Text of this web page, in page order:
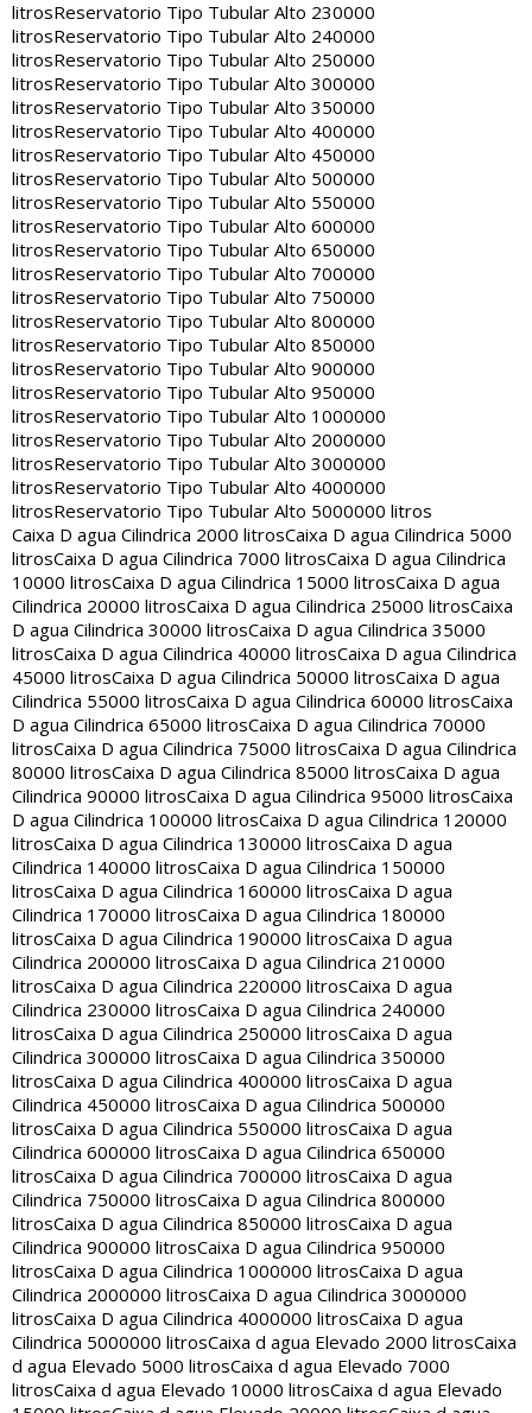
litrosReservatorio Tipo Tubular Alto 230000
litrosReservatorio Tipo Tubular Alto 240000
litrosReservatorio Tipo Tubular Alto 250000
litrosReservatorio Tipo Tubular Alto 300000
litrosReservatorio Tipo Tubular Alto 350000
litrosReservatorio Tipo Tubular Alto 400000
litrosReservatorio Tipo Tubular Alto 450000
litrosReservatorio Tipo Tubular Alto 500000
litrosReservatorio Tipo Tubular Alto 550000
litrosReservatorio Tipo Tubular Alto 600000
litrosReservatorio Tipo Tubular Alto 650000
litrosReservatorio Tipo Tubular Alto 700000
litrosReservatorio Tipo Tubular Alto 750000
litrosReservatorio Tipo Tubular Alto 800000
litrosReservatorio Tipo Tubular Alto 850000
litrosReservatorio Tipo Tubular Alto 900000
litrosReservatorio Tipo Tubular Alto 950000
litrosReservatorio Tipo Tubular Alto 1000000
litrosReservatorio Tipo Tubular Alto 2000000
litrosReservatorio Tipo Tubular Alto 3000000
litrosReservatorio Tipo Tubular Alto 4000000
litrosReservatorio Tipo Tubular Alto 5000000 litros
Caixa D agua Cilindrica 2000 litrosCaixa D agua Cilindrica 5000
litrosCaixa D agua Cilindrica 7000 litrosCaixa D agua Cilindrica
10000 litrosCaixa D agua Cilindrica 15000 litrosCaixa D agua
Cilindrica 20000 litrosCaixa D agua Cilindrica 25000 litrosCaixa
D agua Cilindrica 30000 litrosCaixa D agua Cilindrica 35000
litrosCaixa D agua Cilindrica 40000 litrosCaixa D agua Cilindrica
45000 litrosCaixa D agua Cilindrica 50000 litrosCaixa D agua
Cilindrica 55000 litrosCaixa D agua Cilindrica 60000 litrosCaixa
D agua Cilindrica 65000 litrosCaixa D agua Cilindrica 70000
litrosCaixa D agua Cilindrica 75000 litrosCaixa D agua Cilindrica
80000 litrosCaixa D agua Cilindrica 85000 litrosCaixa D agua
Cilindrica 90000 litrosCaixa D agua Cilindrica 95000 litrosCaixa
D agua Cilindrica 100000 litrosCaixa D agua Cilindrica 120000
litrosCaixa D agua Cilindrica 130000 litrosCaixa D agua
Cilindrica 140000 litrosCaixa D agua Cilindrica 150000
litrosCaixa D agua Cilindrica 160000 litrosCaixa D agua
Cilindrica 170000 litrosCaixa D agua Cilindrica 180000
litrosCaixa D agua Cilindrica 190000 litrosCaixa D agua
Cilindrica 200000 litrosCaixa D agua Cilindrica 210000
litrosCaixa D agua Cilindrica 220000 litrosCaixa D agua
Cilindrica 230000 litrosCaixa D agua Cilindrica 240000
litrosCaixa D agua Cilindrica 250000 litrosCaixa D agua
Cilindrica 300000 litrosCaixa D agua Cilindrica 350000
litrosCaixa D agua Cilindrica 400000 litrosCaixa D agua
Cilindrica 450000 litrosCaixa D agua Cilindrica 500000
litrosCaixa D agua Cilindrica 550000 litrosCaixa D agua
Cilindrica 600000 litrosCaixa D agua Cilindrica 650000
litrosCaixa D agua Cilindrica 700000 litrosCaixa D agua
Cilindrica 750000 litrosCaixa D agua Cilindrica 800000
litrosCaixa D agua Cilindrica 850000 litrosCaixa D agua
Cilindrica 900000 litrosCaixa D agua Cilindrica 950000
litrosCaixa D agua Cilindrica 1000000 litrosCaixa D agua
Cilindrica 2000000 litrosCaixa D agua Cilindrica 3000000
litrosCaixa D agua Cilindrica 4000000 litrosCaixa D agua
Cilindrica 5000000 litrosCaixa d agua Elevado 2000 litrosCaixa
d agua Elevado 5000 litrosCaixa d agua Elevado 7000
litrosCaixa d agua Elevado 10000 litrosCaixa d agua Elevado